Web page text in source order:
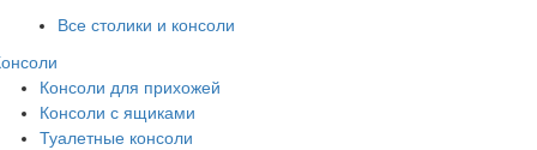
Все столики и консоли
Консоли для прихожей
Консоли с ящиками
Туалетные консоли